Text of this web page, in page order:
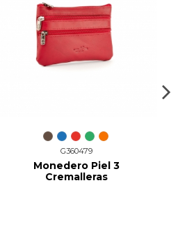
G360479
Monedero Piel 3
Cremalleras